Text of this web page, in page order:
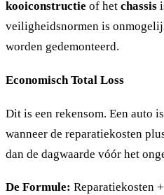
kooiconstructie of het chassis
veiligheidsnormen is
worden gedemonteerd.
Economisch Total Loss
Dit is een rekensom. Een auto
wanneer de reparatiekosten
dan de dagwaarde vóór het
De Formule: Reparatiekosten